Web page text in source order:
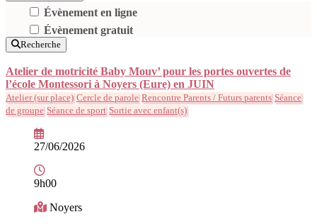
Évènement en ligne
Évènement gratuit
Recherche
Atelier de motricité Baby Mouv’ pour les portes ouvertes de
l’école Montessori à Noyers (Eure) en JUIN
Atelier (sur place) Cercle de parole Rencontre Parents / Futurs parents Séance
de groupe Séance de sport Sortie avec enfant(s)
27/06/2026
9h00
Noyers